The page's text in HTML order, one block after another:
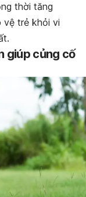
thời tăng
vệ trẻ khỏi vi
giúp củng cố